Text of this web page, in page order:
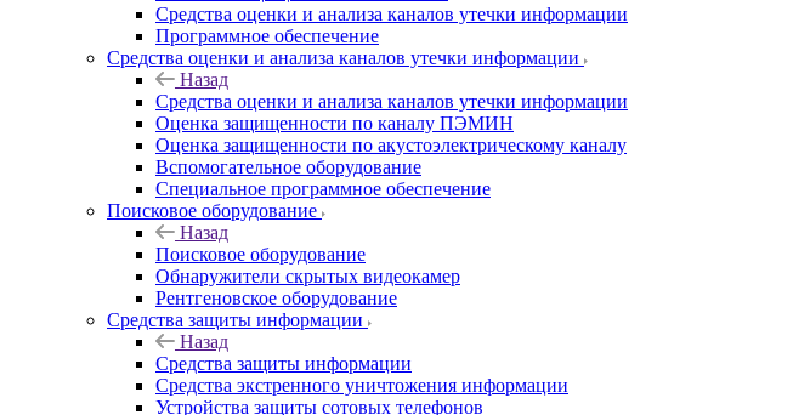
Средства оценки и анализа каналов утечки информации
Программное обеспечение
Средства оценки и анализа каналов утечки информации
Назад
Средства оценки и анализа каналов утечки информации
Оценка защищенности по каналу ПЭМИН
Оценка защищенности по акустоэлектрическому каналу
Вспомогательное оборудование
Специальное программное обеспечение
Поисковое оборудование
Назад
Поисковое оборудование
Обнаружители скрытых видеокамер
Рентгеновское оборудование
Средства защиты информации
Назад
Средства защиты информации
Средства экстренного уничтожения информации
Устройства защиты сотовых телефонов